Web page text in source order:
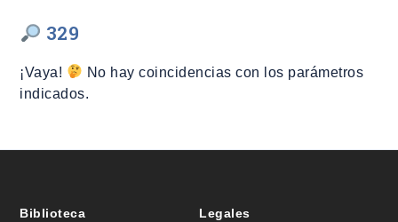
329
¡Vaya!
No hay coincidencias con los parámetros
indicados.
Biblioteca
Legales